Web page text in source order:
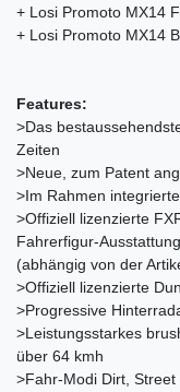
+ Losi Promoto MX14
+ Losi Promoto MX14
Features:
>Das
Zeiten
>Neue, zum Patent
>Im Rahmen
>Offiziell lizenzierte
Fahrerfigur-Ausstattung
(abhängig von der
>Offiziell lizenzierte
>Progressive
>Leistungsstarkes
über 64 kmh
>Fahr-Modi Dirt,